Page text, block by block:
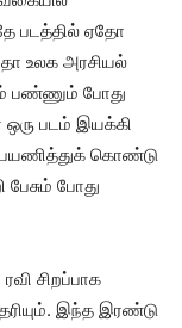
படத்தில் ஏதோ
உலக அரசியல்
பண்ணும் போது
படம் இயக்கி
பயணித்துக் கொண்டு
போது
சிறப்பாக
இந்த இரண்டு